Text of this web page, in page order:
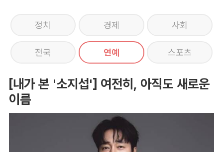
정치 경제 사회
전국 연예 스포츠
[내가 본 '소지섭'] 여전히, 아직도 새로운
이름